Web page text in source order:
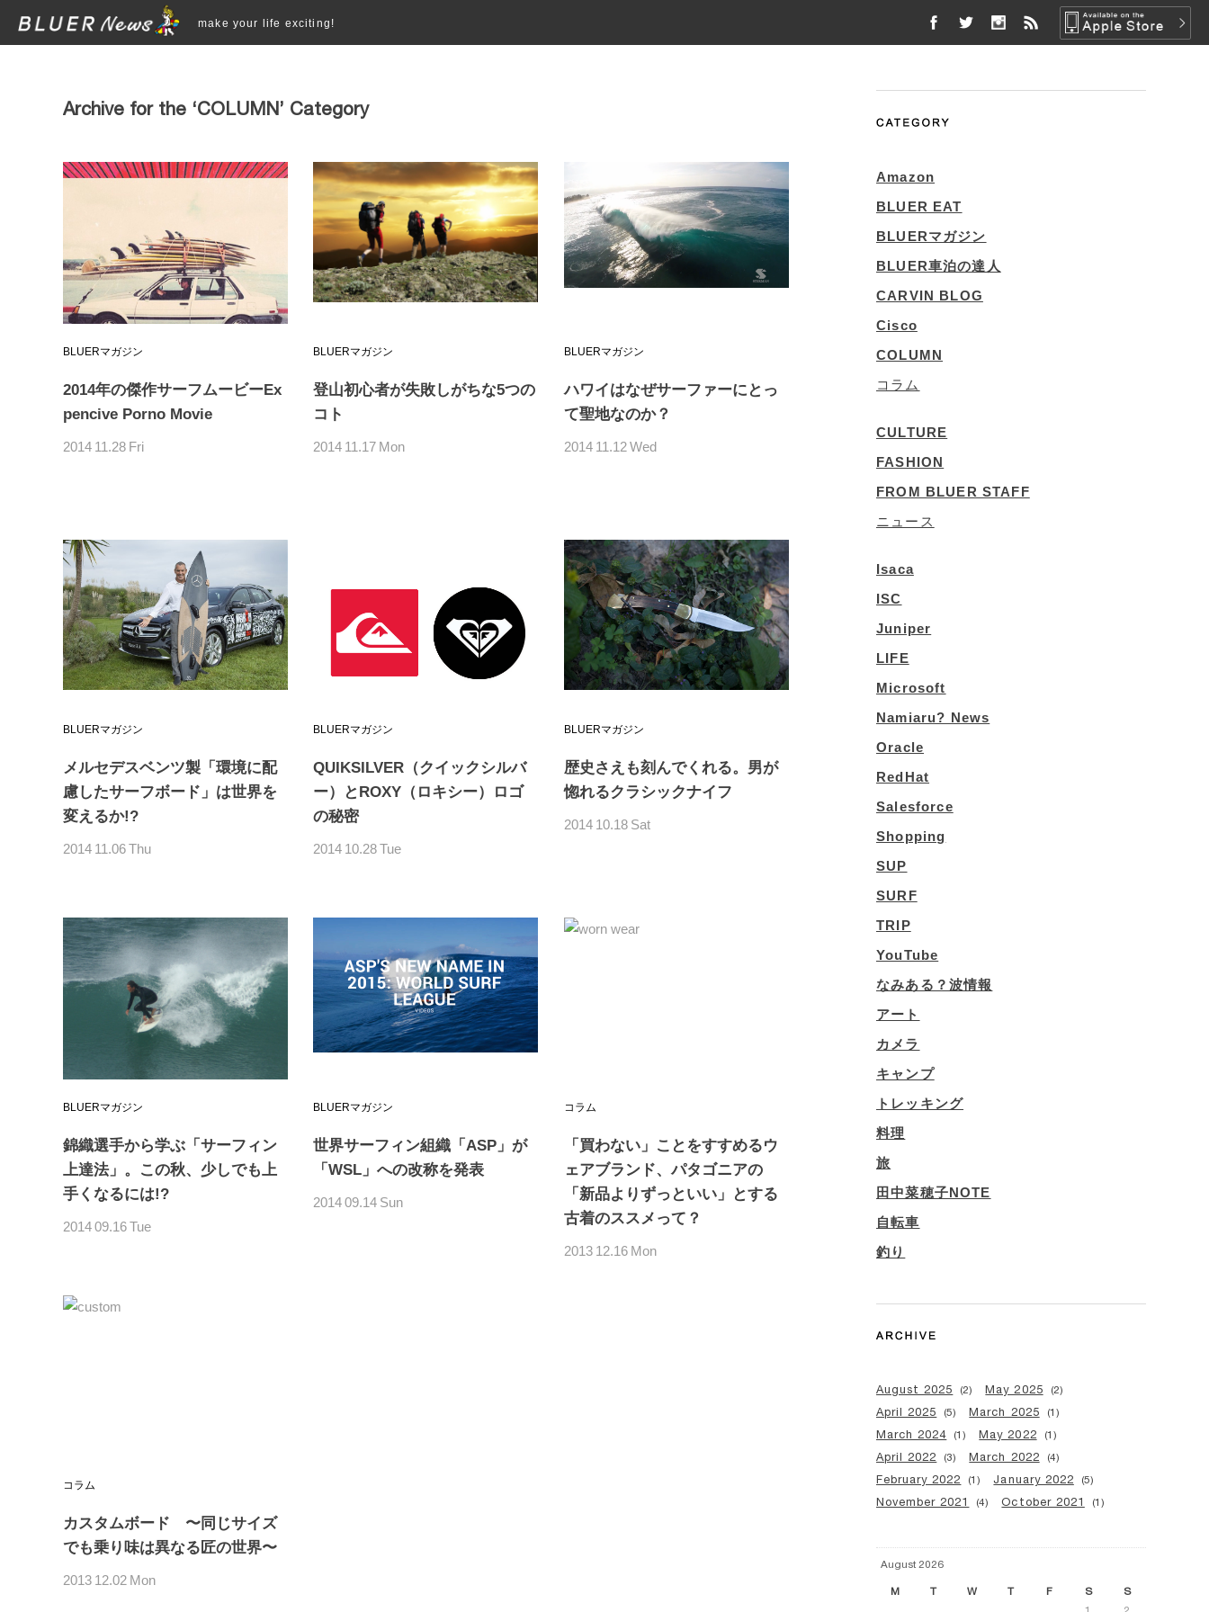
make your life exciting!
Archive for the ‘COLUMN’ Category
BLUERマガジン
2014年の傑作サーフムービーEx
pencive Porno Movie
2014 11.28 Fri
BLUERマガジン
登山初心者が失敗しがちな5つの
コト
2014 11.17 Mon
BLUERマガジン
ハワイはなぜサーファーにとっ
て聖地なのか？
2014 11.12Wed
BLUERマガジン
メルセデスベンツ製「環境に配
慮したサーフボード」は世界を
変えるか!?
2014 11.06Thu
BLUERマガジン
QUIKSILVER（クイックシルバ
ー）とROXY（ロキシー）ロゴ
の秘密
2014 10.28 Tue
BLUERマガジン
歴史さえも刻んでくれる。男が
惚れるクラシックナイフ
2014 10.18 Sat
BLUERマガジン
錦織選手から学ぶ「サーフィン
上達法」。この秋、少しでも上
手くなるには!?
201409.16Tue
BLUERマガジン
世界サーフィン組織「ASP」が
「WSL」への改称を発表
2014 09.14 Sun
コラム
「買わない」ことをすすめるウ
ェアブランド、パタゴニアの
「新品よりずっといい」とする
古着のススメって？
2013 12.16 Mon
コラム
カスタムボード 〜同じサイズ
でも乗り味は異なる匠の世界〜
2013 12.02 Mon
Amazon
BLUER EAT
BLUERマガジン
BLUER車泊の達人
CARVIN BLOG
Cisco
COLUMN
コラム
CULTURE
FASHION
FROM BLUER STAFF
ニュース
Isaca
ISC
Juniper
LIFE
Microsoft
Namiaru? News
Oracle
RedHat
Salesforce
Shopping
SUP
SURF
TRIP
YouTube
なみある？波情報
アート
カメラ
キャンプ
トレッキング
料理
旅
田中菜穂子NOTE
自転車
釣り
August 2025 (2) May 2025 (2)
April 2025 (5) March 2025 (1)
March 2024 (1) May 2022 (1)
April 2022 (3) March 2022 (4)
February 2022 (1) January 2022 (5)
November 2021 (4) October 2021 (1)
August 2026
M T W T F S S